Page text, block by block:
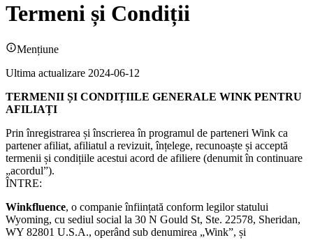
Termeni și Condiții
Mențiune
Ultima actualizare 2024-06-12
TERMENII ȘI CONDIȚIILE GENERALE WINK PENTRU
AFILIAȚI
Prin înregistrarea și înscrierea în programul de parteneri Wink ca
partener afiliat, afiliatul a revizuit, înțelege, recunoaște și acceptă
termenii și condițiile acestui acord de afiliere (denumit în continuare
„acordul”).
ÎNTRE:
Winkfluence, o companie înființată conform legilor statului
Wyoming, cu sediul social la 30 N Gould St, Ste. 22578, Sheridan,
WY 82801 U.S.A., operând sub denumirea „Wink”, și